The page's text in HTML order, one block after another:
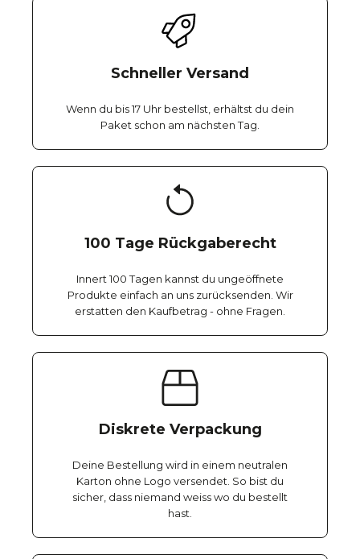
Schneller Versand
Wenn du bis 17 Uhr bestellst, erhältst du dein
Paket schon am nächsten Tag.
100 Tage Rückgaberecht
Innert 100 Tagen kannst du ungeöffnete
Produkte einfach an uns zurücksenden. Wir
erstatten den Kaufbetrag - ohne Fragen.
Diskrete Verpackung
Deine Bestellung wird in einem neutralen
Karton ohne Logo versendet. So bist du
sicher, dass niemand weiss wo du bestellt
hast.